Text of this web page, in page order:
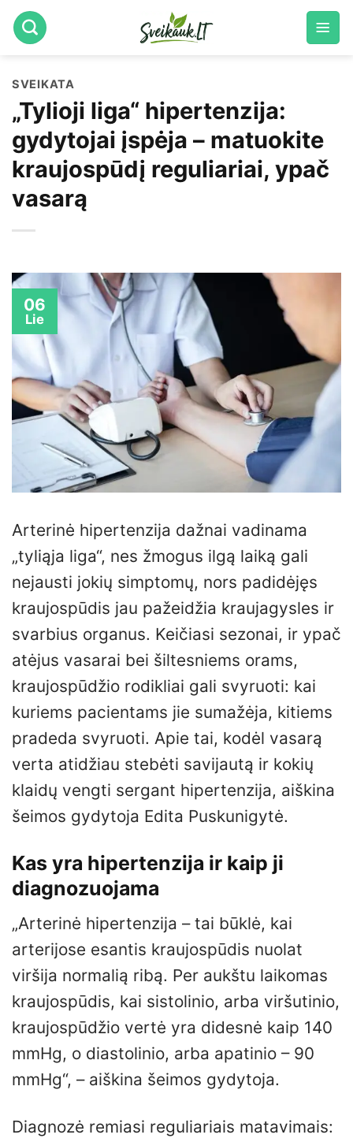
Skip
to
SVEIKATA
„Tylioji liga“ hipertenzija:
gydytojai įspėja – matuokite
kraujospūdį reguliariai, ypač
vasarą
06
Lie
Arterinė hipertenzija dažnai vadinama
„tyliąja liga“, nes žmogus ilgą laiką gali
nejausti jokių simptomų, nors padidėjęs
kraujospūdis jau pažeidžia kraujagysles ir
svarbius organus. Keičiasi sezonai, ir ypač
atėjus vasarai bei šiltesniems orams,
kraujospūdžio rodikliai gali svyruoti: kai
kuriems pacientams jie sumažėja, kitiems
pradeda svyruoti. Apie tai, kodėl vasarą
verta atidžiau stebėti savijautą ir kokių
klaidų vengti sergant hipertenzija, aiškina
šeimos gydytoja Edita Puskunigytė.
Kas yra hipertenzija ir kaip ji
diagnozuojama
„Arterinė hipertenzija – tai būklė, kai
arterijose esantis kraujospūdis nuolat
viršija normalią ribą. Per aukštu laikomas
kraujospūdis, kai sistolinio, arba viršutinio,
kraujospūdžio vertė yra didesnė kaip 140
mmHg, o diastolinio, arba apatinio – 90
mmHg“, – aiškina šeimos gydytoja.
Diagnozė remiasi reguliariais matavimais: